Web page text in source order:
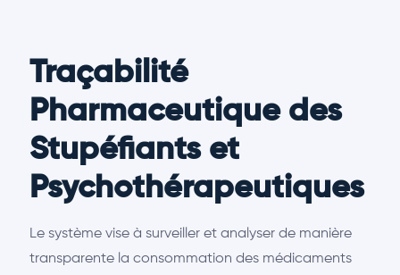
Traçabilité
Pharmaceutique des
Stupéfiants et
Psychothérapeutiques
Le système vise à surveiller et analyser de manière
transparente la consommation des médicaments